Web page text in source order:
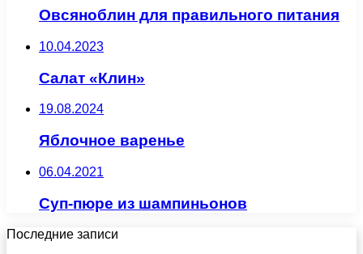
Овсяноблин для правильного питания
10.04.2023
Салат «Клин»
19.08.2024
Яблочное варенье
06.04.2021
Суп-пюре из шампиньонов
Последние записи